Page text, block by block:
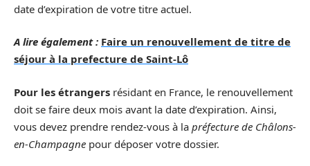
date d’expiration de votre titre actuel.
A lire également : Faire un renouvellement de titre de
séjour à la prefecture de Saint-Lô
Pour les étrangers résidant en France, le renouvellement
doit se faire deux mois avant la date d’expiration. Ainsi,
vous devez prendre rendez-vous à la préfecture de Châlons-
en-Champagne pour déposer votre dossier.